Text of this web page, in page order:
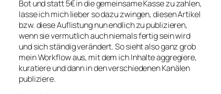
Bot und statt 5€ in die gemeinsame Kasse zu zahlen,
lasse ich mich lieber so dazu zwingen, diesen Artikel
bzw. diese Auflistung nun endlich zu publizieren,
wenn sie vermutlich auch niemals fertig sein wird
und sich ständig verändert. So sieht also ganz grob
mein Workflow aus, mit dem ich Inhalte aggregiere,
kuratiere und dann in den verschiedenen Kanälen
publiziere.